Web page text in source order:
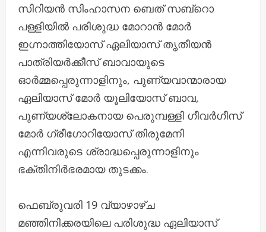
സിറിയൻ സിംഹാസന ബെത് സബ്റൊ
പള്ളിയിൽ പരിശുദ്ധ മോറാൻ മോർ
ഇഗ്നാത്തിയോസ് ഏലിയാസ് തൃതീയൻ
പാത്രിയർക്കീസ് ബാവായുടെ
ഓർമ്മപ്പെരുന്നാളിനും, പുണ്യവാന്മാരായ
ഏലിയാസ് മോർ യൂലിയോസ് ബാവ,
പുണ്യശ്ലോകനായ പെരുമ്പള്ളി ഗീവർഗീസ്
മോർ ഗ്രീഗോറിയോസ് തിരുമേനി
എന്നിവരുടെ ശ്രാദ്ധപ്പെരുന്നാളിനും
ഭക്തിനിർഭരമായ തുടക്കം.
ഫെബ്രുവരി 19 വ്യാഴാഴ്ച
മഞ്ഞിനിക്കരയിലെ പരിശുദ്ധ ഏലിയാസ്